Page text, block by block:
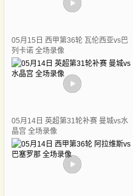
05月15日 西甲第36轮 瓦伦西亚vs巴
列卡诺 全场录像
05月14日 英超第31轮补赛 曼城vs水
晶宫 全场录像